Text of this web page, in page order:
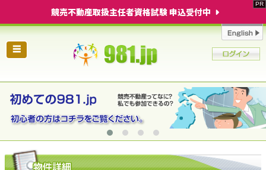
競売不動産取扱主任者資格試験 申込受付中
☰